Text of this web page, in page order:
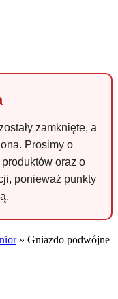
zamknięte, a
Prosimy o
oraz o
ponieważ punkty
» Gniazdo podwójne